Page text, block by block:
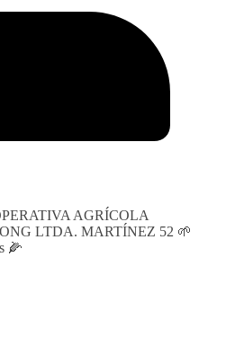
AGRÍCOLA
LTDA. MARTÍNEZ 52 🌱
🌽